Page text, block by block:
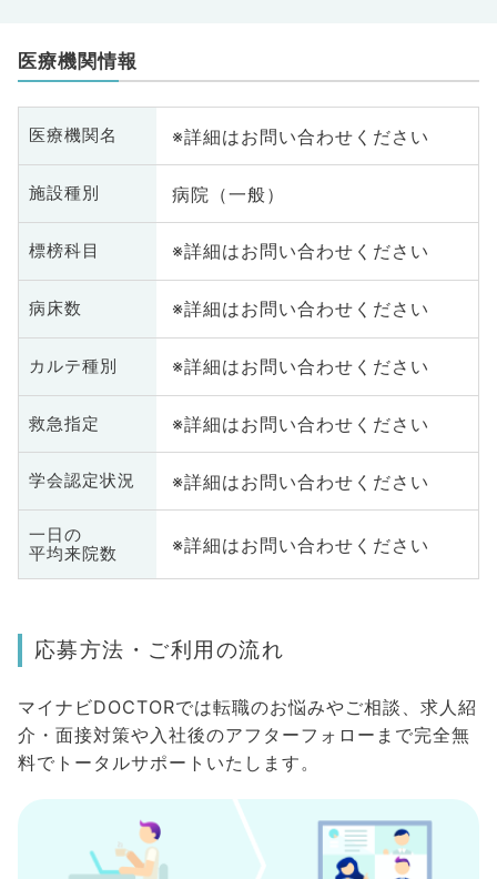
医療機関情報
医療機関名 ※詳細はお問い合わせください
施設種別 病院（一般）
標榜科目 ※詳細はお問い合わせください
病床数 ※詳細はお問い合わせください
カルテ種別 ※詳細はお問い合わせください
救急指定 ※詳細はお問い合わせください
学会認定状況 ※詳細はお問い合わせください
一日の
平均来院数
※詳細はお問い合わせください
応募方法・ご利用の流れ
マイナビDOCTORでは転職のお悩みやご相談、求人紹
介・面接対策や入社後のアフターフォローまで完全無
料でトータルサポートいたします。